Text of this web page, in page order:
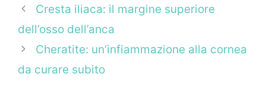
Cresta iliaca: il margine superiore
dell’osso dell’anca
Cheratite: un’infiammazione alla cornea
da curare subito